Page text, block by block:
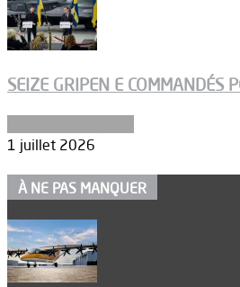
SEIZE GRIPEN E COMMANDÉS
1 juillet 2026
À NE PAS MANQUER